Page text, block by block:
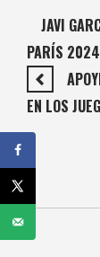
JAVI
PARÍS
EN LOS